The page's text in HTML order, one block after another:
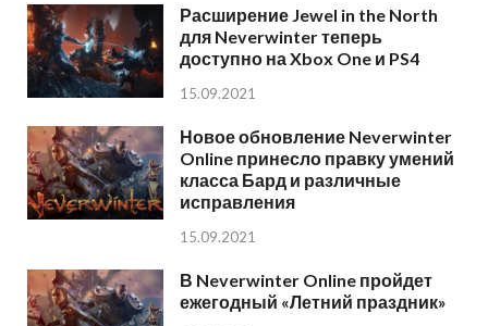
Расширение Jewel in the North
для Neverwinter теперь
доступно на Xbox One и PS4
15.09.2021
Новое обновление Neverwinter
Online принесло правку умений
класса Бард и различные
исправления
15.09.2021
В Neverwinter Online пройдет
ежегодный «Летний праздник»